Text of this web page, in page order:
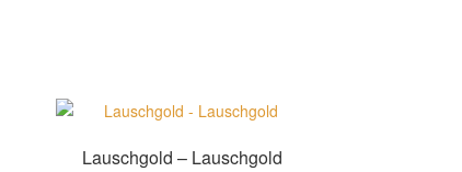
Lauschgold – Lauschgold